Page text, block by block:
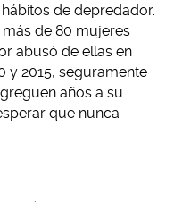
de depredador.
de 80 mujeres
abusó de ellas en
y 2015, seguramente
años a su
que nunca